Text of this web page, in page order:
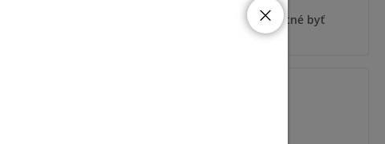
Pre zobrazenie informácií je nutné byť